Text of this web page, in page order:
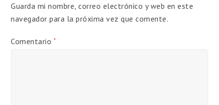
Guarda mi nombre, correo electrónico y web en este
navegador para la próxima vez que comente.
Comentario *